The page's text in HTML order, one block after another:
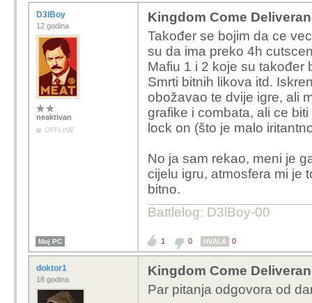
D3lBoy
12 godina
neaktivan
OFFLINE
Kingdom Come
Također se bojim da ce
su da ima preko 4h
Mafiu 1 i 2 koje su također
Smrti bitnih likova itd.
obožavao te dvije igre, ali
grafike i combata, ali ce
lock on (što je malo
No ja sam rekao, meni je
cijelu igru, atmosfera mi je
bitno.
Battlelog: D3lBoy-00
Moj PC 1 0 HVALA 0
doktor1
18 godina
Kingdom Come
Par pitanja odgovora od